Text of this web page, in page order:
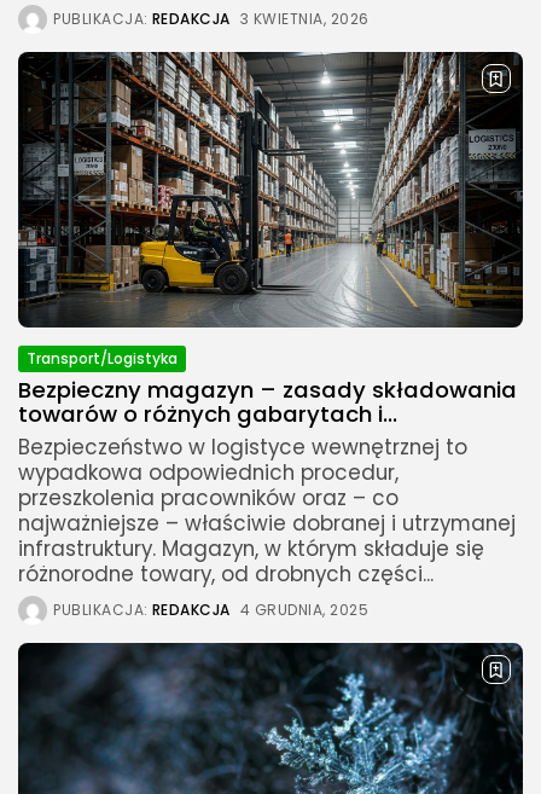
PUBLIKACJA: REDAKCJA 3 KWIETNIA, 2026
Transport/Logistyka
Bezpieczny magazyn – zasady składowania
towarów o różnych gabarytach i...
Bezpieczeństwo w logistyce wewnętrznej to
wypadkowa odpowiednich procedur,
przeszkolenia pracowników oraz – co
najważniejsze – właściwie dobranej i utrzymanej
infrastruktury. Magazyn, w którym składuje się
różnorodne towary, od drobnych części...
PUBLIKACJA: REDAKCJA 4 GRUDNIA, 2025